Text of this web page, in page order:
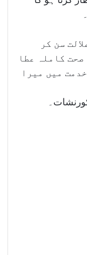
سن کر
کاملہ عطا
میں میرا